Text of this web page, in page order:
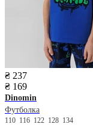
₴ 237
₴ 169
Dinomin
Футболка
110 116 122 128 134